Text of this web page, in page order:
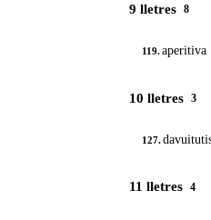
9 lletres 8
119.aperitiva
10 lletres 3
127.
11 lletres 4